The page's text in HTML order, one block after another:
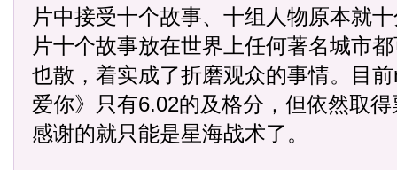
片中接受十个故事、十组人物原本就
片十个故事放在世界上任何著名城市
也散，着实成了折磨观众的事情。目
爱你》只有6.02的及格分，但依然取
感谢的就只能是星海战术了。